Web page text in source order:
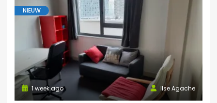
NIEUW
Ilse Agache
1 week ago